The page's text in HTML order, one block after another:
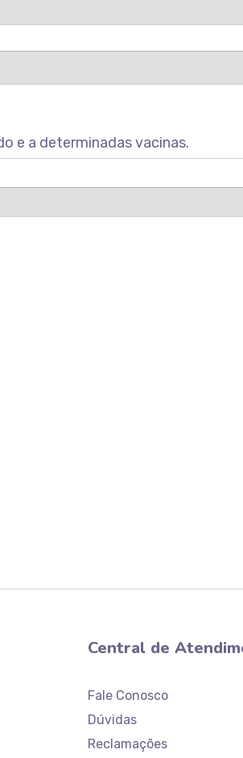
e a determinadas vacinas.
Central de
Fale Conosco
Dúvidas
Reclamações